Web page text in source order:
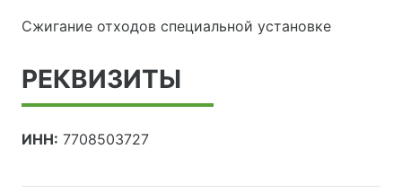
Сжигание отходов специальной установке
РЕКВИЗИТЫ
ИНН: 7708503727